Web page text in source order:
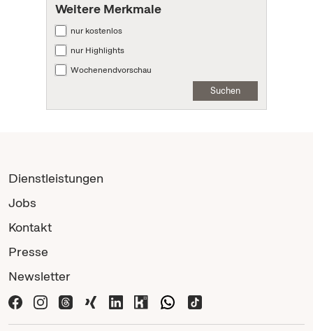
Weitere Merkmale
nur kostenlos
nur Highlights
Wochenendvorschau
Suchen
Dienstleistungen
Jobs
Kontakt
Presse
Newsletter